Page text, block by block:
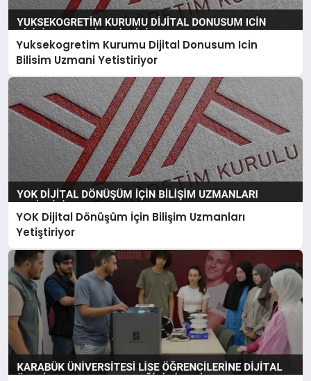
Yuksekogretim Kurumu Dijital Donusum Icin
Bilisim Uzmani Yetistiriyor
YOK Dijital Dönüşüm İçin Bilişim Uzmanları
Yetiştiriyor